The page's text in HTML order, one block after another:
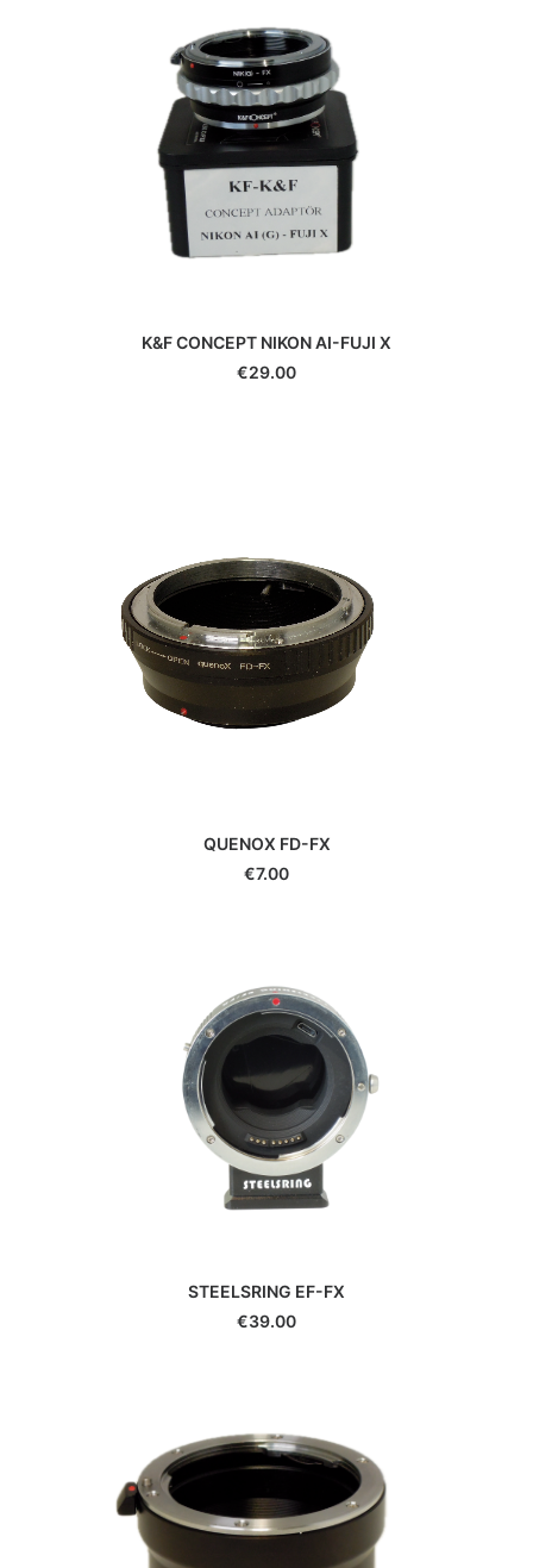
K&F CONCEPT NIKON AI-FUJI X
€29.00
QUENOX FD-FX
€7.00
STEELSRING EF-FX
€39.00